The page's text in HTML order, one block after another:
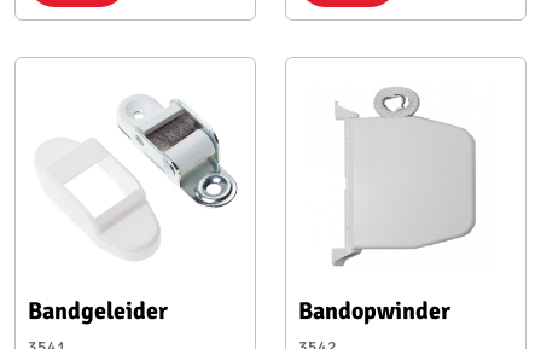
Bandgeleider Bandopwinder